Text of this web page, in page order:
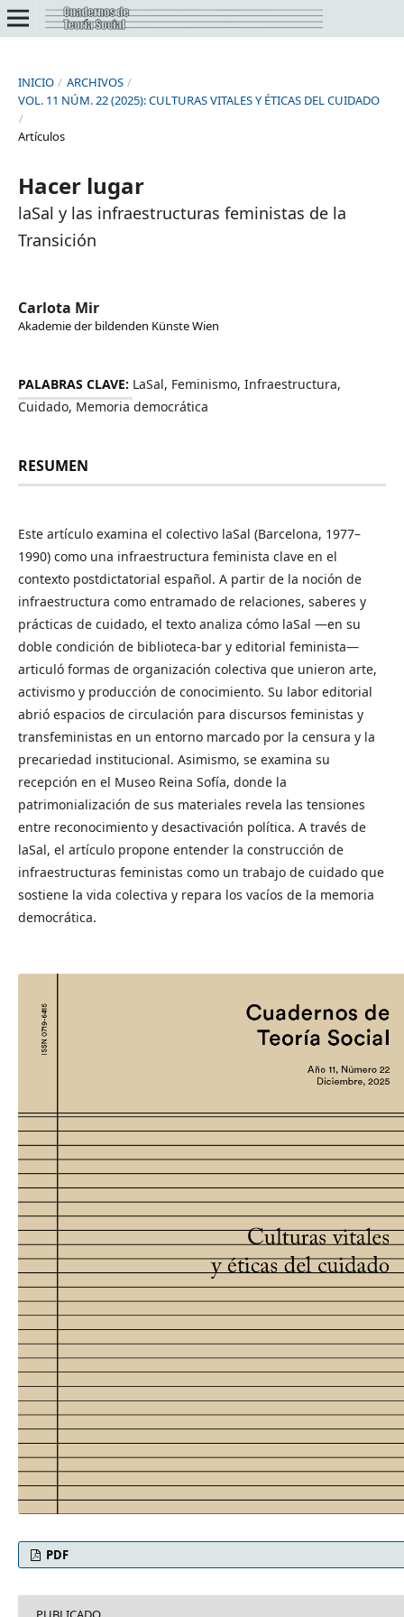
INICIO / ARCHIVOS /
VOL. 11 NÚM. 22 (2025): CULTURAS VITALES Y ÉTICAS DEL CUIDADO
/
Artículos
Hacer lugar
laSal y las infraestructuras feministas de la
Transición
Carlota Mir
Akademie der bildenden Künste Wien
PALABRAS CLAVE: LaSal, Feminismo, Infraestructura,
Cuidado, Memoria democrática
RESUMEN
Este artículo examina el colectivo laSal (Barcelona, 1977–
1990) como una infraestructura feminista clave en el
contexto postdictatorial español. A partir de la noción de
infraestructura como entramado de relaciones, saberes y
prácticas de cuidado, el texto analiza cómo laSal —en su
doble condición de biblioteca-bar y editorial feminista—
articuló formas de organización colectiva que unieron arte,
activismo y producción de conocimiento. Su labor editorial
abrió espacios de circulación para discursos feministas y
transfeministas en un entorno marcado por la censura y la
precariedad institucional. Asimismo, se examina su
recepción en el Museo Reina Sofía, donde la
patrimonialización de sus materiales revela las tensiones
entre reconocimiento y desactivación política. A través de
laSal, el artículo propone entender la construcción de
infraestructuras feministas como un trabajo de cuidado que
sostiene la vida colectiva y repara los vacíos de la memoria
democrática.
PDF